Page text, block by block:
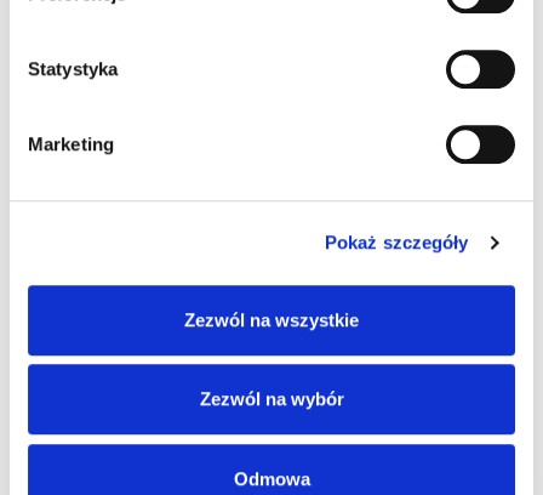
Statystyka
Marketing
Pokaż szczegóły
Zezwól na wszystkie
Zezwól na wybór
Odmowa
tel.:
wyłączeniu ładowarki do
samochodów elektrycznych w
SALON
Poniedziałek - Piątek:9.00 - 18.00